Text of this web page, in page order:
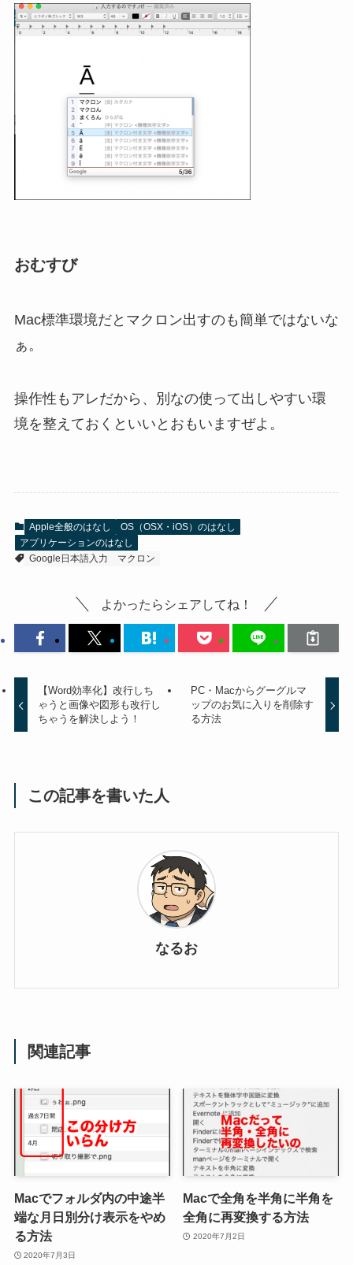
おむすび
Mac標準環境だとマクロン出すのも簡単ではないな
ぁ。
操作性もアレだから、別なの使って出しやすい環
境を整えておくといいとおもいますぜよ。
Apple全般のはなし
OS（OSX・iOS）のはなし
アプリケーションのはなし
Google日本語入力
マクロン
よかったらシェアしてね！
【Word効率化】改行しち
ゃうと画像や図形も改行し
ちゃうを解決しよう！
PC・Macからグーグルマ
ップのお気に入りを削除す
る方法
この記事を書いた人
なるお
関連記事
Macでフォルダ内の中途半
端な月日別分け表示をやめ
る方法
2020年7月3日
Macで全角を半角に半角を
全角に再変換する方法
2020年7月2日